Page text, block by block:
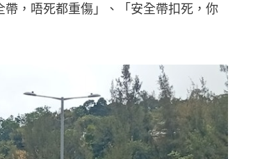
，唔死都重傷」、「安全帶扣死，你